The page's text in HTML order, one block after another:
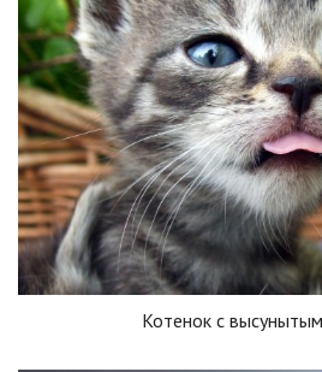
Котенок с